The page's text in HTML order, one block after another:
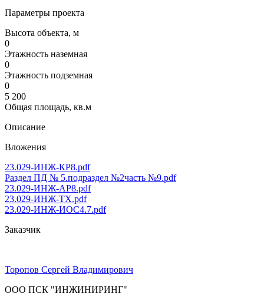
Параметры проекта
Высота объекта, м
0
Этажность наземная
0
Этажность подземная
0
5 200
Общая площадь, кв.м
Описание
Вложения
23.029-ИНЖ-КР8.pdf
Раздел ПД № 5.подраздел №2часть №9.pdf
23.029-ИНЖ-АР8.pdf
23.029-ИНЖ-ТХ.pdf
23.029-ИНЖ-ИОС4.7.pdf
Заказчик
Торопов Сергей Владимирович
ООО ПСК "ИНЖИНИРИНГ"